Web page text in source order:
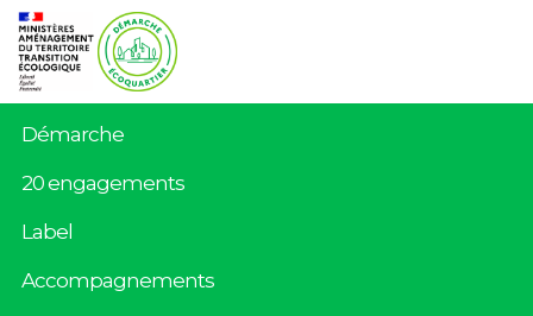
Démarche
20 engagements
Label
Accompagnements